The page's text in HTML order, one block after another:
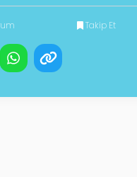
Takip Et